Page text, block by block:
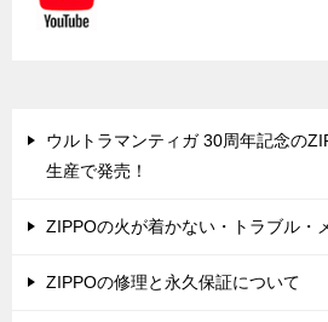
ウルトラマンティガ 30周年記念の
生産で発売！
ZIPPOの火が着かない・トラブル・
ZIPPOの修理と永久保証について